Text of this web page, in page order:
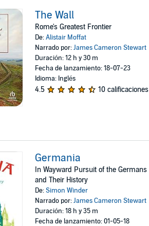
The Wall
Rome's Greatest Frontier
De:Alistair Moffat
Narrado por:James Cameron Stewart
Duración: 12 h y 30 m
Fecha de lanzamiento: 18-07-23
Idioma: Inglés
4.5 10 calificaciones
Germania
In Wayward Pursuit of the Germans
and Their History
De:Simon Winder
Narrado por:James Cameron Stewart
Duración: 18 h y 35 m
Fecha de lanzamiento: 01-05-18